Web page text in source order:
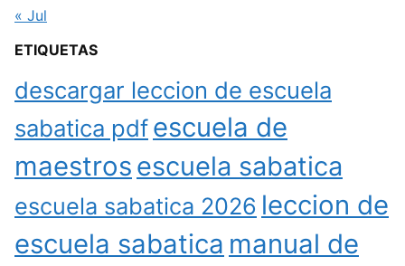
« Jul
ETIQUETAS
descargar leccion de escuela
sabatica pdfescuela de
maestros escuela sabatica
escuela sabatica 2026 leccion de
escuela sabatica manual de